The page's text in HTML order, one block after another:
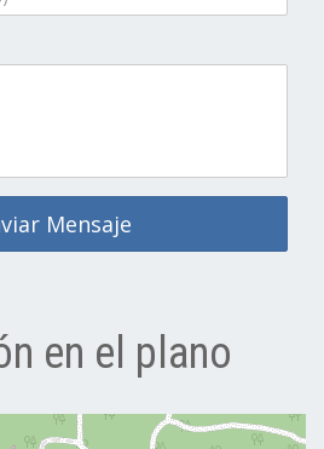
Mensaje
en el plano